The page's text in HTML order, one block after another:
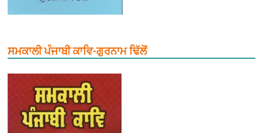
ਸਮਕਾਲੀ ਪੰਜਾਬੀ ਕਾਵਿ-ਗੁਰਨਾਮ ਢਿੱਲੋਂ